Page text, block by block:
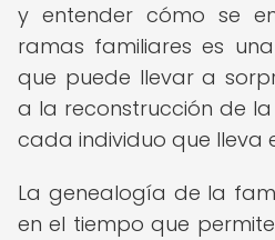
y entender cómo se
ramas familiares es
que puede llevar a
a la reconstrucción de
cada individuo que lleva
La genealogía de la
en el tiempo que